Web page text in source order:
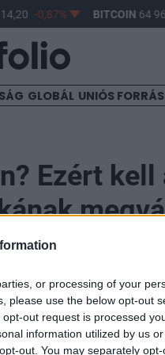
or processing of your
please use the below opt-out
out request is processed
information utilized by us
out. You may separately
-0,87% BITCOIN64
GLOBÁL UNIÓS
Ezért kell
az az unortodox hazai
rendezte a stratégiáját